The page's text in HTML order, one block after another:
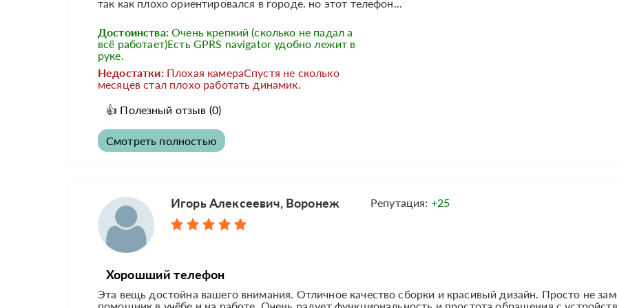
так как плохо ориентировался в городе. но этот телефон...
Достоинства: Очень крепкий (сколько не падал а
всё работает)Есть GPRS navigator удобно лежит в
руке.
Недостатки: Плохая камераСпустя не сколько
месяцев стал плохо работать динамик.
👍 Полезный отзыв (0)
Смотреть полностью
Игорь Алексеевич, Воронеж Репутация: +25
Хорошший телефон
Эта вещь достойна вашего внимания. Отличное качество сборки и красивый дизайн. Просто не